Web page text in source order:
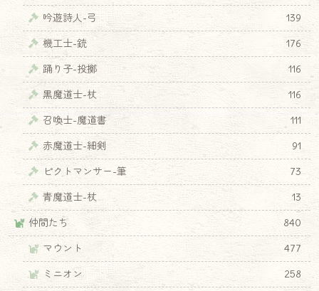
吟遊詩人-弓
139
機工士-銃
176
踊り子-投擲
116
黒魔道士-杖
116
召喚士-魔道書
111
赤魔道士-細剣
91
ピクトマンサー-筆
73
青魔道士-杖
13
仲間たち
840
マウント
477
ミニオン
258